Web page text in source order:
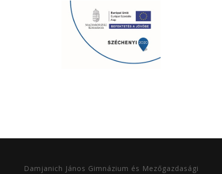
Damjanich János Gimnázium és Mezőgazdasági